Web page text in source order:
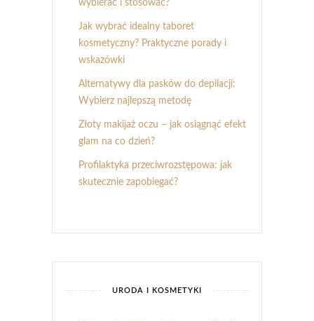
wybierać i stosować?
Jak wybrać idealny taboret
kosmetyczny? Praktyczne porady i
wskazówki
Alternatywy dla pasków do depilacji:
Wybierz najlepszą metodę
Złoty makijaż oczu – jak osiągnąć efekt
glam na co dzień?
Profilaktyka przeciwrozstępowa: jak
skutecznie zapobiegać?
URODA I KOSMETYKI